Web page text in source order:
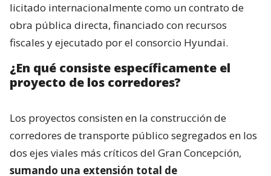
licitado internacionalmente como un contrato de
obra pública directa, financiado con recursos
fiscales y ejecutado por el consorcio Hyundai.
¿En qué consiste específicamente el
proyecto de los corredores?
Los proyectos consisten en la construcción de
corredores de transporte público segregados en los
dos ejes viales más críticos del Gran Concepción,
sumando una extensión total de